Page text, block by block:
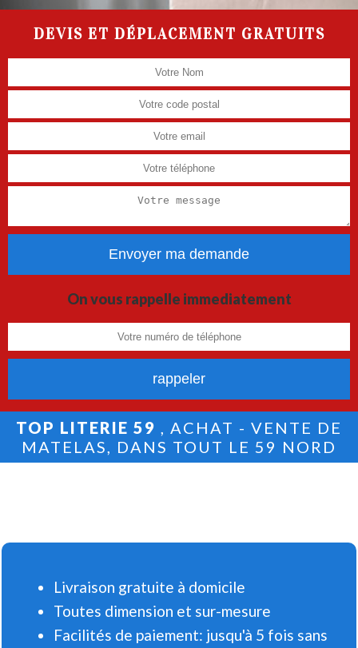
DEVIS ET DÉPLACEMENT GRATUITS
On vous rappelle immediatement
TOP LITERIE 59 , ACHAT - VENTE DE
MATELAS, DANS TOUT LE 59 NORD
Livraison gratuite à domicile
Toutes dimension et sur-mesure
Facilités de paiement: jusqu'à 5 fois sans